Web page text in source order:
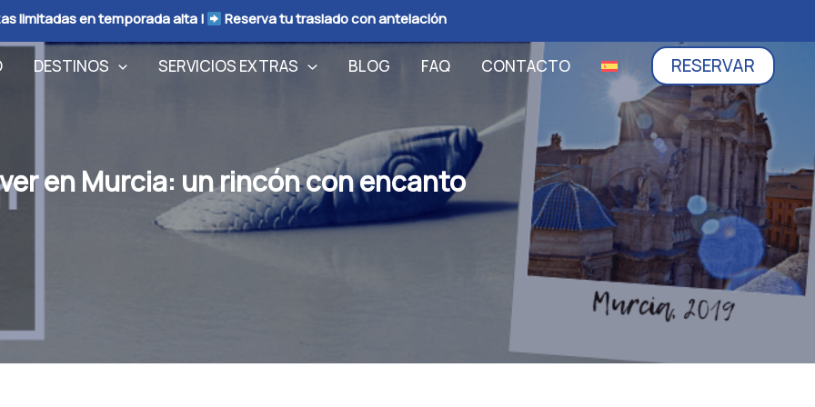
limitadas en temporada alta | Reserva tu traslado con antelación
DESTINOS SERVICIOS EXTRAS BLOG FAQ CONTACTO RESERVAR
en Murcia: un rincón con encanto